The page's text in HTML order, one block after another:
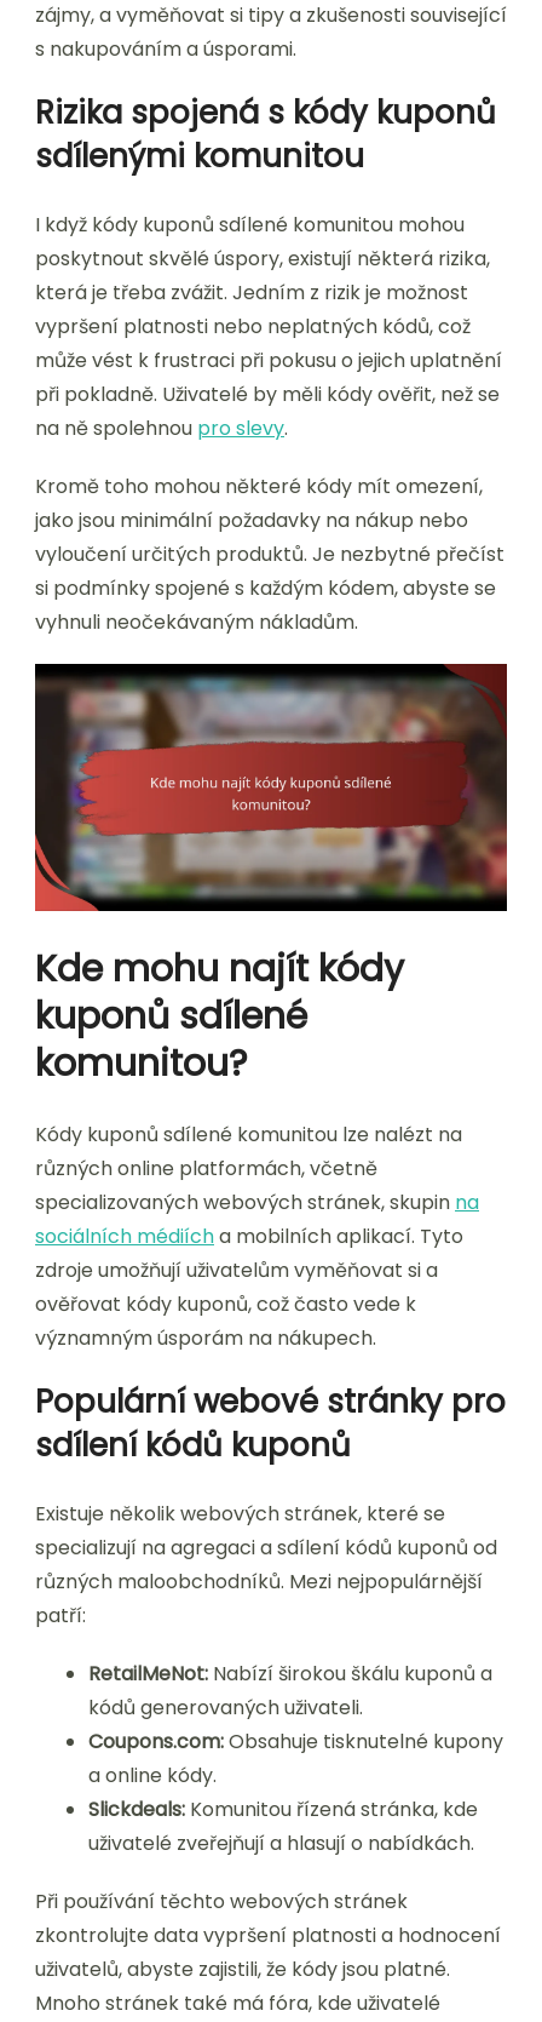
zájmy, a vyměňovat si tipy a zkušenosti související
s nakupováním a úsporami.
Rizika spojená s kódy kuponů
sdílenými komunitou
I když kódy kuponů sdílené komunitou mohou
poskytnout skvělé úspory, existují některá rizika,
která je třeba zvážit. Jedním z rizik je možnost
vypršení platnosti nebo neplatných kódů, což
může vést k frustraci při pokusu o jejich uplatnění
při pokladně. Uživatelé by měli kódy ověřit, než se
na ně spolehnou pro slevy.
Kromě toho mohou některé kódy mít omezení,
jako jsou minimální požadavky na nákup nebo
vyloučení určitých produktů. Je nezbytné přečíst
si podmínky spojené s každým kódem, abyste se
vyhnuli neočekávaným nákladům.
Kde mohu najít kódy
kuponů sdílené
komunitou?
Kódy kuponů sdílené komunitou lze nalézt na
různých online platformách, včetně
specializovaných webových stránek, skupin na
sociálních médiícha mobilních aplikací. Tyto
zdroje umožňují uživatelům vyměňovat si a
ověřovat kódy kuponů, což často vede k
významným úsporám na nákupech.
Populární webové stránky pro
sdílení kódů kuponů
Existuje několik webových stránek, které se
specializují na agregaci a sdílení kódů kuponů od
různých maloobchodníků. Mezi nejpopulárnější
patří:
RetailMeNot: Nabízí širokou škálu kuponů a
kódů generovaných uživateli.
Coupons.com:Obsahuje tisknutelné kupony
a online kódy.
Slickdeals: Komunitou řízená stránka, kde
uživatelé zveřejňují a hlasují o nabídkách.
Při používání těchto webových stránek
zkontrolujte data vypršení platnosti a hodnocení
uživatelů, abyste zajistili, že kódy jsou platné.
Mnoho stránek také má fóra, kde uživatelé